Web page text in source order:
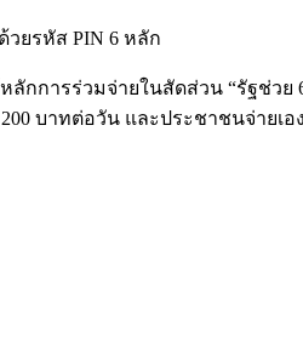
ยรหัส PIN 6 หลัก
ลักการร่วมจ่ายในสัดส่วน “รัฐช่วย
บาทต่อวัน และประชาชนจ่ายเอ